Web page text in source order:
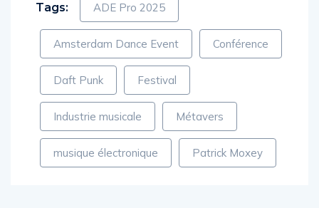
Tags: ADE Pro 2025
Amsterdam Dance Event Conférence
Daft Punk Festival
Industrie musicale Métavers
musique électronique Patrick Moxey